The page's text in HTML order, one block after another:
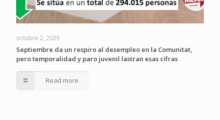
octubre 2, 2025
Septiembre da un respiro al desempleo en la Comunitat,
pero temporalidad y paro juvenil lastran esas cifras
Read more